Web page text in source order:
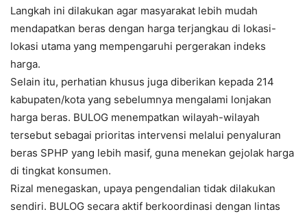
Langkah ini dilakukan agar masyarakat lebih mudah
mendapatkan beras dengan harga terjangkau di lokasi-
lokasi utama yang mempengaruhi pergerakan indeks
harga.
Selain itu, perhatian khusus juga diberikan kepada 214
kabupaten/kota yang sebelumnya mengalami lonjakan
harga beras. BULOG menempatkan wilayah-wilayah
tersebut sebagai prioritas intervensi melalui penyaluran
beras SPHP yang lebih masif, guna menekan gejolak harga
di tingkat konsumen.
Rizal menegaskan, upaya pengendalian tidak dilakukan
sendiri. BULOG secara aktif berkoordinasi dengan lintas